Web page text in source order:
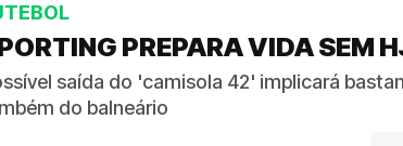
PREPARA VIDA SEM
saída do 'camisola 42' implicará
do balneário